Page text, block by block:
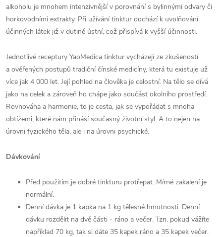
alkoholu je mnohem intenzivnější v porovnání s bylinnými odvary či
horkovodními extrakty. Při užívání tinktur dochází k uvolňování
účinných látek již v dutině ústní, což přispívá k vyšší účinnosti.
Jednotlivé receptury YaoMedica tinktur vycházejí ze zkušeností
a ověřených postupů tradiční čínské medicíny, která tu existuje už
více jak 4 000 let. Její pohled na člověka je celostní. Na tělo se dívá
jako na celek a zároveň ho chápe jako součást okolního prostředí.
Rovnováha a harmonie, to je cesta, jak se vypořádat s mnoha
obtížemi, které nám přináší současný životní styl. A to nejen na
úrovni fyzického těla, ale i na úrovni psychické.
Dávkování
Před použitím je dobré tinkturu protřepat. Mírné zakalení je
normální.
Denní dávka je 1 kapka na 1 kg tělesné hmotnosti. Denní
dávku rozdělit na dvě části - ráno a večer. Tzn. pokud vážíte
například 70 kg, tak si dáte 35 kapek ráno a 35 kapek večer.